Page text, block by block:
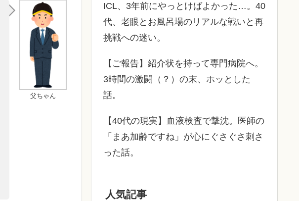
父ちゃん
ICL、3年前にやっとけばよかった…。40
代、老眼とお風呂場のリアルな戦いと再
挑戦への迷い。
​【ご報告】紹介状を持って専門病院へ。
3時間の激闘（？）の末、ホッとした
話。
【40代の現実】血液検査で撃沈。医師の
「まあ加齢ですね」が心にぐさぐさ刺さ
った話。
人気記事